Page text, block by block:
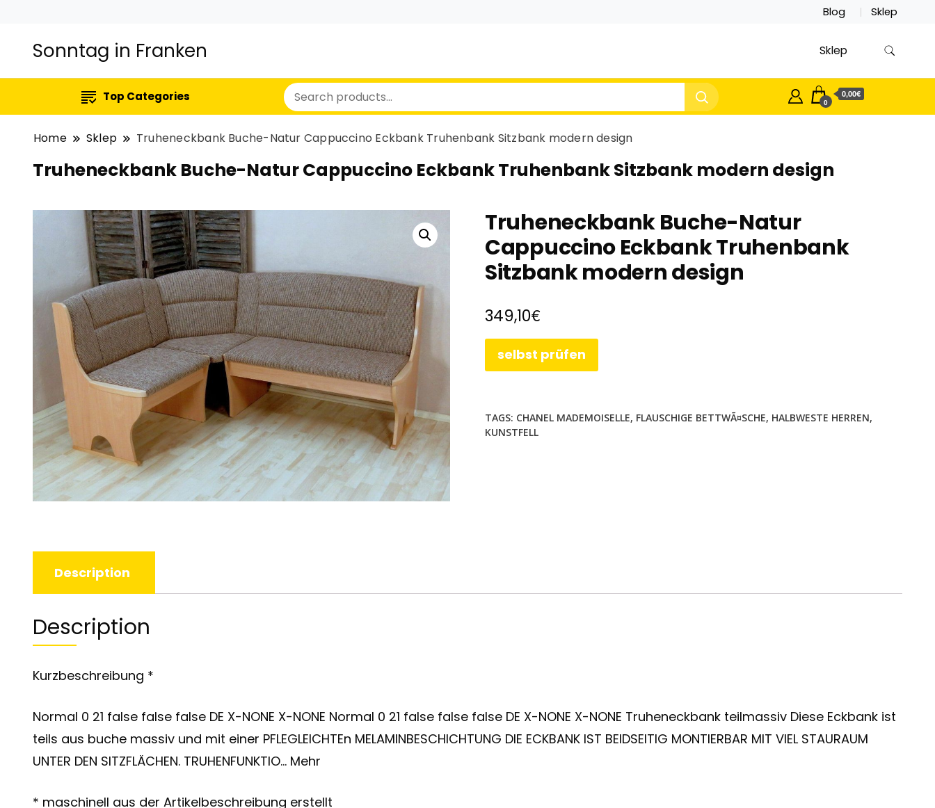
Blog Sklep
Sonntag in Franken Sklep
Top Categories 0
0,00€
Home Sklep Truheneckbank Buche-Natur Cappuccino Eckbank Truhenbank Sitzbank modern design
Truheneckbank Buche-Natur Cappuccino Eckbank Truhenbank Sitzbank modern design
Truheneckbank Buche-Natur
Cappuccino Eckbank Truhenbank
Sitzbank modern design
349,10€
selbst prüfen
TAGS: CHANEL MADEMOISELLE, FLAUSCHIGE BETTWÃ¤SCHE, HALBWESTE HERREN,
KUNSTFELL
Description
Description
Kurzbeschreibung *
Normal 0 21 false false false DE X-NONE X-NONE Normal 0 21 false false false DE X-NONE X-NONE Truheneckbank teilmassiv Diese Eckbank ist
teils aus buche massiv und mit einer PFLEGLEICHTEn MELAMINBESCHICHTUNG DIE ECKBANK IST BEIDSEITIG MONTIERBAR MIT VIEL STAURAUM
UNTER DEN SITZFLÄCHEN. TRUHENFUNKTIO… Mehr
* maschinell aus der Artikelbeschreibung erstellt